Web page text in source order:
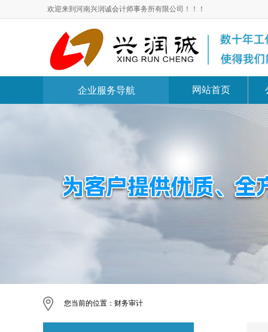
欢迎来到河南兴润诚会计师事务所有限公司！！！
企业服务导航 网站首页
您当前的位置： 财务审计